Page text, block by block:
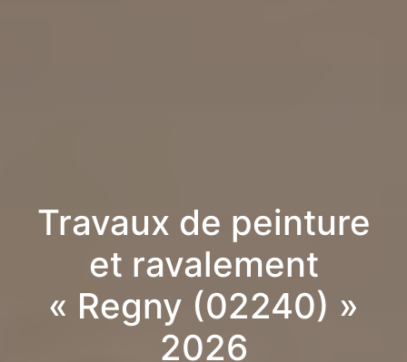
Travaux de peinture
et ravalement
« Regny (02240) »
2026